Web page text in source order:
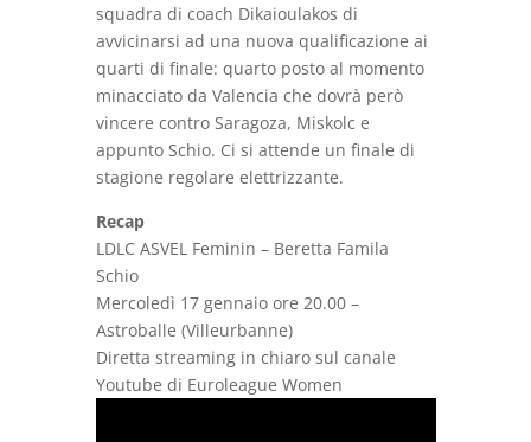
squadra di coach Dikaioulakos di
avvicinarsi ad una nuova qualificazione ai
quarti di finale: quarto posto al momento
minacciato da Valencia che dovrà però
vincere contro Saragoza, Miskolc e
appunto Schio. Ci si attende un finale di
stagione regolare elettrizzante.
Recap
LDLC ASVEL Feminin – Beretta Famila
Schio
Mercoledì 17 gennaio ore 20.00 –
Astroballe (Villeurbanne)
Diretta streaming in chiaro sul canale
Youtube di Euroleague Women